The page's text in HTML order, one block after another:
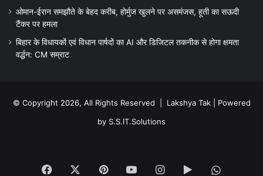
ओमान-ईरान समझौते के बेहद करीब, होर्मुज खुलने पर असमंजस, हूती का सऊदी
टैंकर पर हमला
बिहार के विधायकों एवं विधान पार्षदों का AI और डिजिटल तकनीक से होगा क्षमता
वर्द्धन: CM सम्राट
© Copyright 2026, All Rights Reserved | Lakshya Tak| Powered
by S.S.IT.Solutions
Facebook PinterestYouTubeInstagram
Google